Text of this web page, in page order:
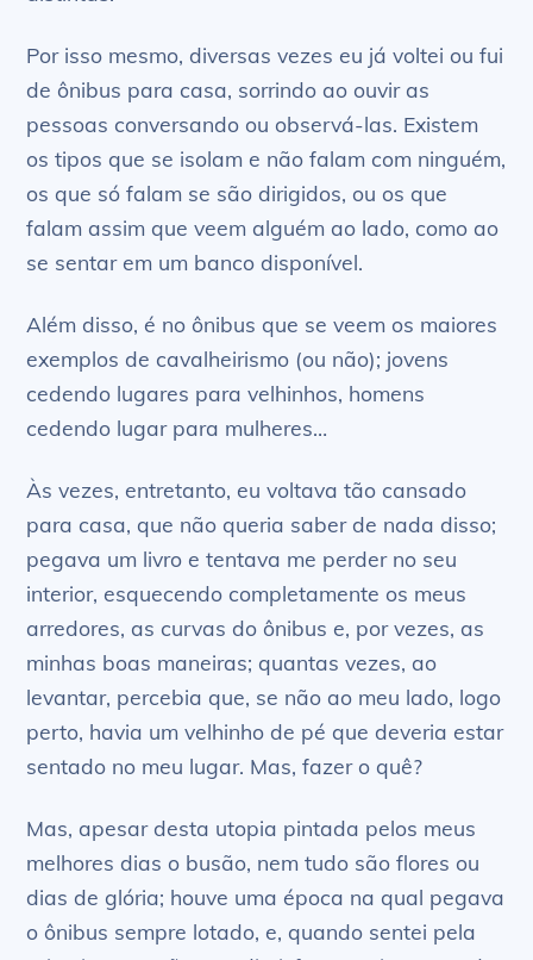
Por isso mesmo, diversas vezes eu já voltei ou fui
de ônibus para casa, sorrindo ao ouvir as
pessoas conversando ou observá-las. Existem
os tipos que se isolam e não falam com ninguém,
os que só falam se são dirigidos, ou os que
falam assim que veem alguém ao lado, como ao
se sentar em um banco disponível.
Além disso, é no ônibus que se veem os maiores
exemplos de cavalheirismo (ou não); jovens
cedendo lugares para velhinhos, homens
cedendo lugar para mulheres…
Às vezes, entretanto, eu voltava tão cansado
para casa, que não queria saber de nada disso;
pegava um livro e tentava me perder no seu
interior, esquecendo completamente os meus
arredores, as curvas do ônibus e, por vezes, as
minhas boas maneiras; quantas vezes, ao
levantar, percebia que, se não ao meu lado, logo
perto, havia um velhinho de pé que deveria estar
sentado no meu lugar. Mas, fazer o quê?
Mas, apesar desta utopia pintada pelos meus
melhores dias o busão, nem tudo são flores ou
dias de glória; houve uma época na qual pegava
o ônibus sempre lotado, e, quando sentei pela